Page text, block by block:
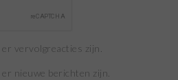
vervolgreacties zijn.
nieuwe berichten zijn.